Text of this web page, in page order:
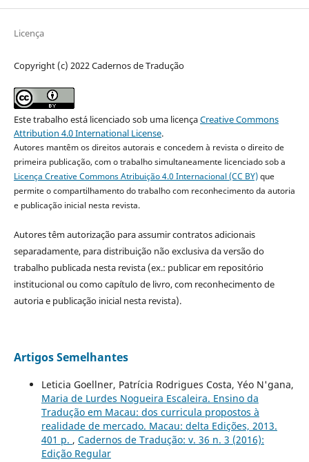
Licença
Copyright (c) 2022 Cadernos de Tradução
Este trabalho está licenciado sob uma licençaCreative Commons
Attribution 4.0 International License.
Autores mantêm os direitos autorais e concedem à revista o direito de
primeira publicação, com o trabalho simultaneamente licenciado sob a
Licença Creative Commons Atribuição 4.0 Internacional (CC BY)que
permite o compartilhamento do trabalho com reconhecimento da autoria
e publicação inicial nesta revista.
Autores têm autorização para assumir contratos adicionais
separadamente, para distribuição não exclusiva da versão do
trabalho publicada nesta revista (ex.: publicar em repositório
institucional ou como capítulo de livro, com reconhecimento de
autoria e publicação inicial nesta revista).
Artigos Semelhantes
Leticia Goellner, Patrícia Rodrigues Costa, Yéo N'gana,
Maria de Lurdes Nogueira Escaleira. Ensino da
Tradução em Macau: dos curricula propostos à
realidade de mercado. Macau: delta Edições, 2013.
401 p. , Cadernos de Tradução: v. 36 n. 3 (2016):
Edição Regular